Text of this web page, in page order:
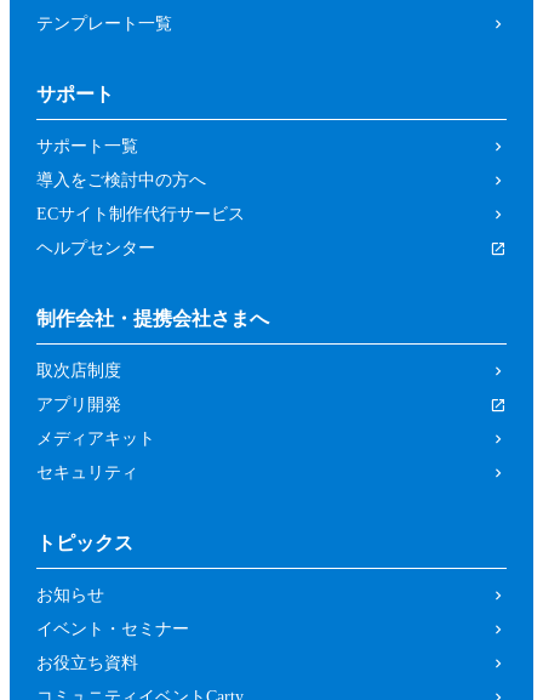
テンプレート一覧
サポート
サポート一覧
導入をご検討中の方へ
ECサイト制作代行サービス
ヘルプセンター
制作会社・提携会社さまへ
取次店制度
アプリ開発
メディアキット
セキュリティ
トピックス
お知らせ
イベント・セミナー
お役立ち資料